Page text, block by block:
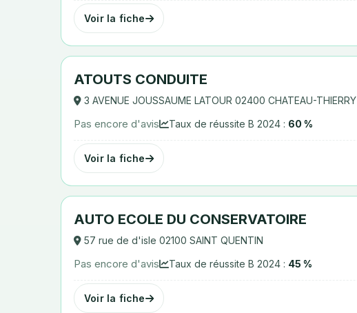
Voir la fiche
ATOUTS CONDUITE
3 AVENUE JOUSSAUME LATOUR 02400 CHATEAU-THIERRY
Pas encore d'avis Taux de réussite B 2024 : 60 %
Voir la fiche
AUTO ECOLE DU CONSERVATOIRE
57 rue de d'isle 02100 SAINT QUENTIN
Pas encore d'avis Taux de réussite B 2024 : 45 %
Voir la fiche